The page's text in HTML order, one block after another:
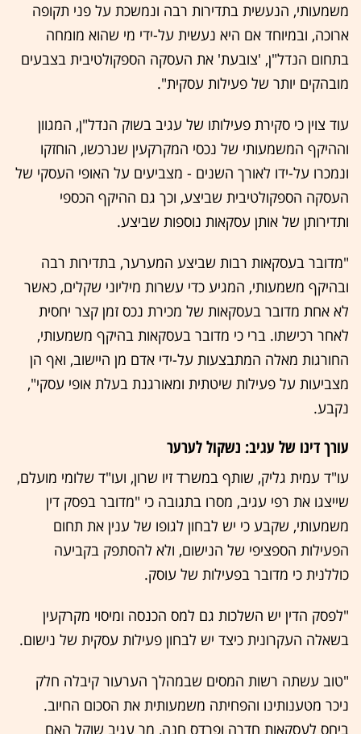
משמעותי, הנעשית בתדירות רבה ונמשכת על פני תקופה
ארוכה, ובמיוחד אם היא נעשית על-ידי מי שהוא מומחה
בתחום הנדל"ן, 'צובעת' את העסקה הספקולטיבית בצבעים
מובהקים יותר של פעילות עסקית".
עוד צוין כי סקירת פעילותו של עגיב בשוק הנדל"ן, המגוון
וההיקף המשמעותי של נכסי המקרקעין שנרכשו, הוחזקו
ונמכרו על-ידו לאורך השנים - מצביעים על האופי העסקי של
העסקה הספקולטיבית שביצע, וכך גם ההיקף הכספי
ותדירותן של אותן עסקאות נוספות שביצע.
"מדובר בעסקאות רבות שביצע המערער, בתדירות רבה
ובהיקף משמעותי, המגיע כדי עשרות מיליוני שקלים, כאשר
לא אחת מדובר בעסקאות של מכירת נכס זמן קצר יחסית
לאחר רכישתו. ברי כי מדובר בעסקאות בהיקף משמעותי,
החורגות מאלה המתבצעות על-ידי אדם מן היישוב, ואף הן
מצביעות על פעילות שיטתית ומאורגנת בעלת אופי עסקי",
נקבע.
עורך דינו של עגיב: נשקול לערער
עו"ד עמית גליק, שותף במשרד זיו שרון, ועו"ד שלומי מועלם,
שייצגו את רפי עגיב, מסרו בתגובה כי "מדובר בפסק דין
משמעותי, שקבע כי יש לבחון לגופו של ענין את תחום
הפעילות הספציפי של הנישום, ולא להסתפק בקביעה
כוללנית כי מדובר בפעילות של עוסק.
"לפסק הדין יש השלכות גם למס הכנסה ומיסוי מקרקעין
בשאלה העקרונית כיצד יש לבחון פעילות עסקית של נישום.
"טוב עשתה רשות המסים שבמהלך הערעור קיבלה חלק
ניכר מטענותינו והפחיתה משמעותית את הסכום החיוב.
ביחס לעסקאות חדרה ופרדס חנה, מר עגיב שוקל האם